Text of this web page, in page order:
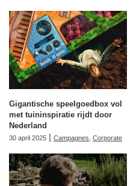
Gigantische speelgoedbox vol
met tuininspiratie rijdt door
Nederland
30 april 2025 | Campagnes Corporate